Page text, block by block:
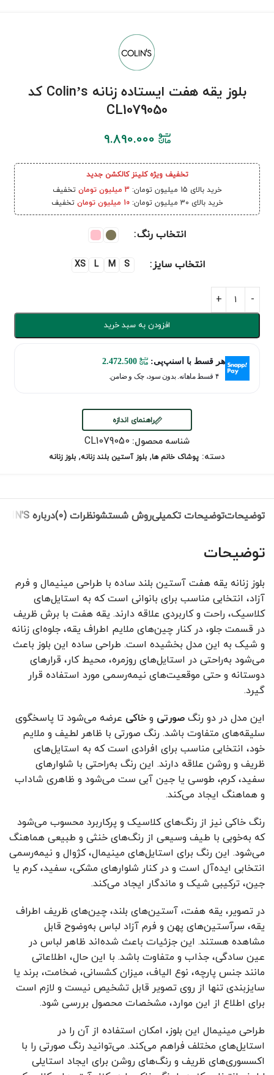
بلوز یقه هفت ایستاده زنانه Colin’s کد
CL1079050
9.890.000
تخفیف ویژه کلینز کالکشن جدید
خرید بالای 15 میلیون تومان:
3 میلیون تومان
تخفیف
خرید بالای 30 میلیون تومان:
10 میلیون تومان تخفیف
انتخاب رنگ
انتخاب سایز S
M
L
XS
افزودن به سبد خرید
هر قسط با اسنپ‌پی: 2.472.500
۴ قسط ماهانه. بدون سود، چک و ضامن.
راهنمای اندازه
شناسه محصول: CL1079050
دسته: پوشاک خانم ها, بلوز آستین بلند زنانه, بلوز زنانه
توضیحاتتوضیحات تکمیلیروش شستشونظرات (0) درباره COLIN'S
توضیحات
بلوز زنانه یقه هفت آستین بلند ساده با طراحی مینیمال و فرم
آزاد، انتخابی مناسب برای بانوانی است که به استایل‌های
کلاسیک، راحت و کاربردی علاقه دارند. یقه هفت با برش ظریف
در قسمت جلو، در کنار چین‌های ملایم اطراف یقه، جلوه‌ای زنانه
و شیک به این مدل بخشیده است. طراحی ساده این بلوز باعث
می‌شود به‌راحتی در استایل‌های روزمره، محیط کار، قرارهای
دوستانه و حتی موقعیت‌های نیمه‌رسمی مورد استفاده قرار
گیرد.
این مدل در دو رنگ صورتی و خاکی عرضه می‌شود تا پاسخگوی
سلیقه‌های متفاوت باشد. رنگ صورتی با ظاهر لطیف و ملایم
خود، انتخابی مناسب برای افرادی است که به استایل‌های
ظریف و روشن علاقه دارند. این رنگ به‌راحتی با شلوارهای
سفید، کرم، طوسی یا جین آبی ست می‌شود و ظاهری شاداب
و هماهنگ ایجاد می‌کند.
رنگ خاکی نیز از رنگ‌های کلاسیک و پرکاربرد محسوب می‌شود
که به‌خوبی با طیف وسیعی از رنگ‌های خنثی و طبیعی هماهنگ
می‌شود. این رنگ برای استایل‌های مینیمال، کژوال و نیمه‌رسمی
انتخابی ایده‌آل است و در کنار شلوارهای مشکی، سفید، کرم یا
جین، ترکیبی شیک و ماندگار ایجاد می‌کند.
در تصویر، یقه هفت، آستین‌های بلند، چین‌های ظریف اطراف
یقه، سرآستین‌های پهن و فرم آزاد لباس به‌وضوح قابل
مشاهده هستند. این جزئیات باعث شده‌اند ظاهر لباس در
عین سادگی، جذاب و متفاوت باشد. با این حال، اطلاعاتی
مانند جنس پارچه، نوع الیاف، میزان کشسانی، ضخامت، برند یا
سایزبندی تنها از روی تصویر قابل تشخیص نیست و لازم است
برای اطلاع از این موارد، مشخصات محصول بررسی شود.
طراحی مینیمال این بلوز، امکان استفاده از آن را در
استایل‌های مختلف فراهم می‌کند. می‌توانید رنگ صورتی را با
اکسسوری‌های ظریف و رنگ‌های روشن برای ایجاد استایلی